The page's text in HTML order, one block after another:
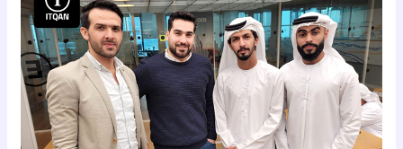
الرخصة
التجارية
في
دبي